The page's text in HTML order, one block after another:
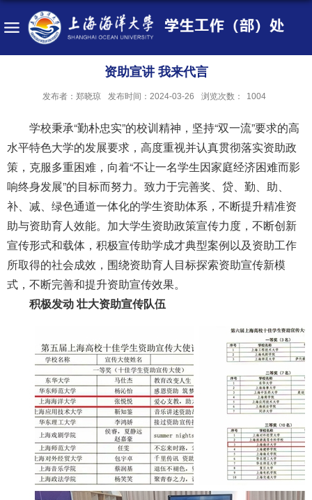
资助宣讲 我来代言
发布者：郑晓琼 发布时间：2024-03-26 浏览次数： 1004
学校秉承“勤朴忠实”的校训精神，坚持“双一流”要求的高
水平特色大学的发展要求，高度重视并认真贯彻落实资助政
策，克服多重困难，向着“不让一名学生因家庭经济困难而影
响终身发展”的目标而努力。致力于完善奖、贷、勤、助、
补、减、绿色通道一体化的学生资助体系，不断提升精准资
助与资助育人效能。加大学生资助政策宣传力度，不断创新
宣传形式和载体，积极宣传助学成才典型案例以及资助工作
所取得的社会成效，围绕资助育人目标探索资助宣传新模
式，不断完善和提升资助宣传效果。
积极发动 壮大资助宣传队伍